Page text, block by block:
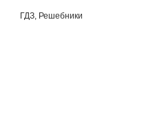
ГДЗ, Решебники